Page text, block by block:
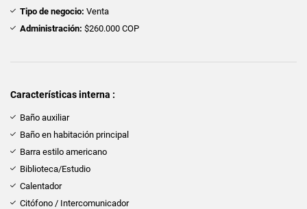
Tipo de negocio: Venta
Administración: $260.000 COP
Características interna :
Baño auxiliar
Baño en habitación principal
Barra estilo americano
Biblioteca/Estudio
Calentador
Citófono / Intercomunicador